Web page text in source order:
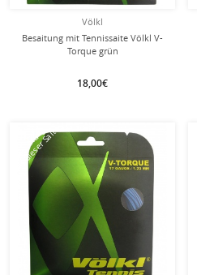
Völkl
Besaitung mit Tennissaite Völkl V-
Torque grün
18,00€
Besaitung
mit dieser Saite